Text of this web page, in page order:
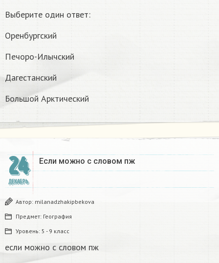
Выберите один ответ:
Оренбургский
Печоро-Илычский
Дагестанский
Большой Арктический
24
ДЕКАБРЬ
Если можно с словом пж​
Автор: milanadzhakipbekova
Предмет: География
Уровень: 5 - 9 класс
если можно с словом пж​